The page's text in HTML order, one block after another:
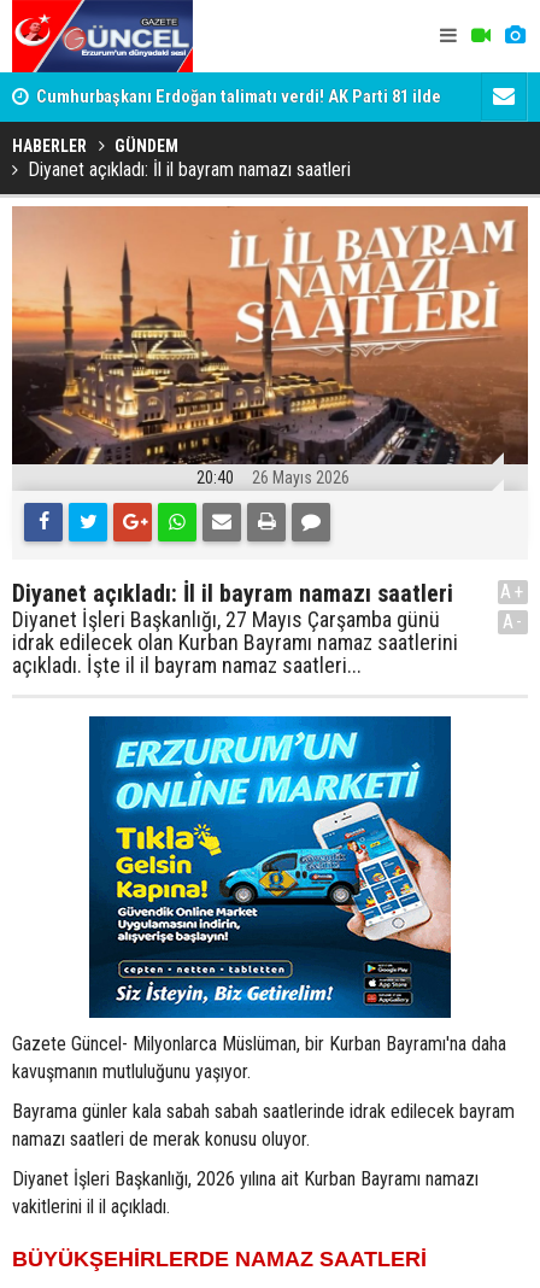
Cumhurbaşkanı Erdoğan talimatı verdi! AK Parti 81 ilde
sahaya iniyor
Genç
HABERLER GÜNDEM
Diyanet açıkladı: İl il bayram namazı saatleri
20:40 26 Mayıs 2026
Diyanet açıkladı: İl il bayram namazı saatleri
Diyanet İşleri Başkanlığı, 27 Mayıs Çarşamba günü
idrak edilecek olan Kurban Bayramı namaz saatlerini
açıkladı. İşte il il bayram namaz saatleri...
A+
A-
Gazete Güncel- Milyonlarca Müslüman, bir Kurban Bayramı'na daha
kavuşmanın mutluluğunu yaşıyor.
Bayrama günler kala sabah sabah saatlerinde idrak edilecek bayram
namazı saatleri de merak konusu oluyor.
Diyanet İşleri Başkanlığı, 2026 yılına ait Kurban Bayramı namazı
vakitlerini il il açıkladı.
BÜYÜKŞEHİRLERDE NAMAZ SAATLERİ